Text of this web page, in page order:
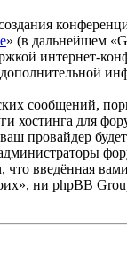
» (в дальнейшем
интернет-
сообщений,
хостинга
провайдер
введённая
ни phpBB